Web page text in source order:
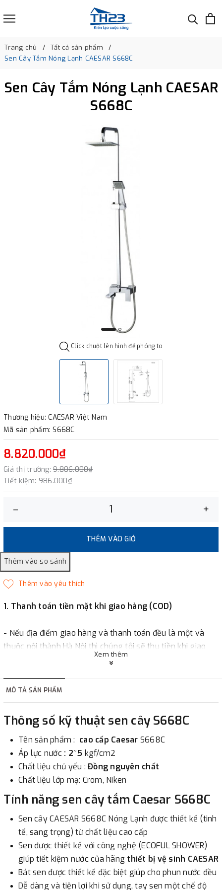
Trang chủ
Tất cả sản phẩm
Sen Cây Tắm Nóng Lạnh CAESAR S668C
Sen Cây Tắm Nóng Lạnh CAESAR
S668C
Click chuột lên hình để phóng to
Thương hiệu: CAESAR Việt Nam
Mã sản phẩm: S668C
8.820.000₫
Giá thị trường: 9.806.000₫
Tiết kiệm: 986.000₫
– +
THÊM VÀO GIỎ
1. Thanh toán tiền mặt khi giao hàng (COD)
- Nếu địa điểm giao hàng và thanh toán đều là một và
thuộc nội thành Hà Nội thì chúng tôi sẽ thu tiền khi giao
hàng hoặc khách hàng đặt tiền trước một phần giá trị đơn
2. Thanh toán trực tiếp tại :
- Showroom Thanh Hương Địa chỉ : 23 phố Cát Linh,
phường Cát Linh, quận Đống Đa, Hà Nội.
3. Chuyển khoản qua ngân hàng
- Nếu địa điểm giao hàng khác với địa điểm thanh toán
hoặc với những đơn đặt hàng ngoài nội thành Hà Nội.
Chúng tôi sẽ thu tiền trước 100% giá trị hàng + phí vận
chuyển theo cước phí tính trong chính sách vận chuyển
bằng phương thức chuyển khoản trước khi giao hàng.
- Sau khi có thông tin xác thực đã chuyển tiền của quý
khách, chúng tôi sẽ thực hiện đơn hàng theo yêu cầu.
Xem thêm
MÔ TẢ SẢN PHẨM
Thông số kỹ thuật sen cây S668C
Tên sản phẩm : cao cấp Caesar S668C
Áp lực nước: 2~5 kgf/cm2
Chất liệu chủ yếu : Đồng nguyên chất
Chất liệu lớp mạ: Crom, Niken
Tính năng sen cây tắm Caesar S668C
Sen cây CAESAR S668C Nóng Lạnh được thiết kế (tinh
tế, sang trọng) từ chất liệu cao cấp
Sen được thiết kế với công nghệ (ECOFUL SHOWER)
giúp tiết kiệm nước của hãng thiết bị vệ sinh CAESAR
Bát sen được thiết kế đặc biệt giúp cho phun nước đều
Dễ dàng và tiện lợi khi sử dụng, tay sen một chế độ